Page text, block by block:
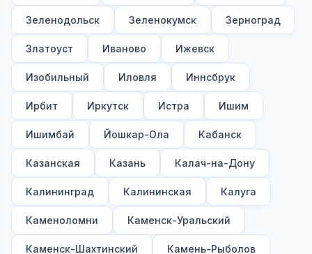
Зеленодольск Зеленокумск Зерноград
Златоуст Иваново Ижевск
Изобильный Иловля Иннсбрук
Ирбит Иркутск Истра Ишим
Ишимбай Йошкар-Ола Кабанск
Казанская Казань Калач-на-Дону
Калининград Калининская Калуга
Каменоломни Каменск-Уральский
Каменск-Шахтинский Камень-Рыболов